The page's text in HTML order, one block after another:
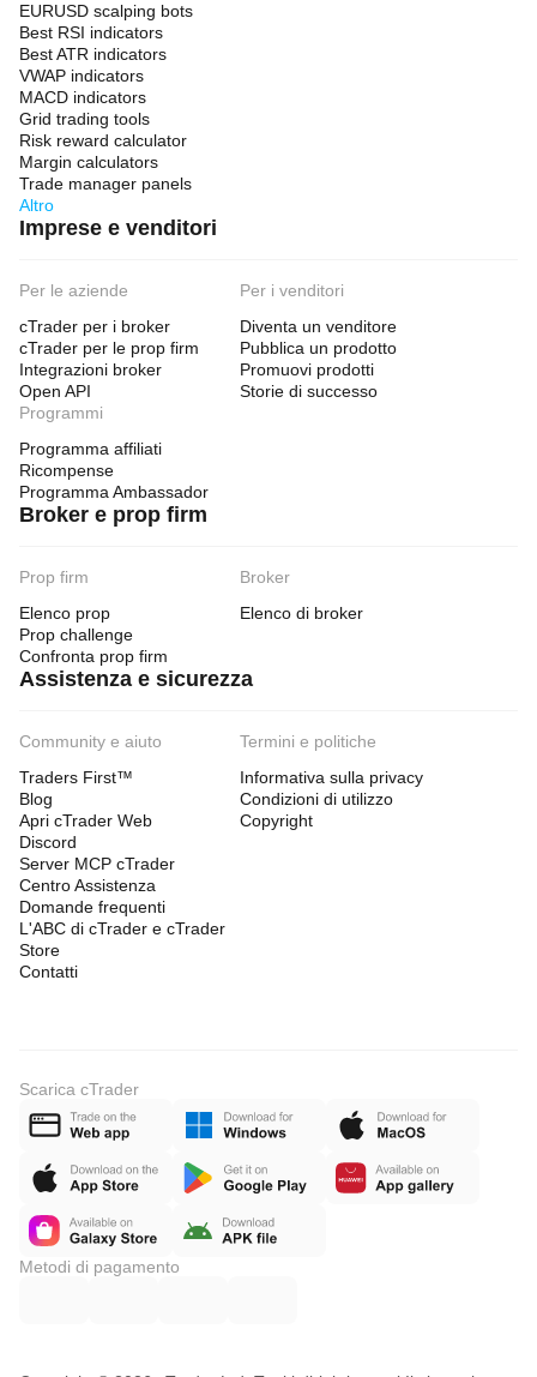
EURUSD scalping bots
Best RSI indicators
Best ATR indicators
VWAP indicators
MACD indicators
Grid trading tools
Risk reward calculator
Margin calculators
Trade manager panels
Altro
Imprese e venditori
Per le aziende
cTrader per i broker
cTrader per le prop firm
Integrazioni broker
Open API
Per i venditori
Diventa un venditore
Pubblica un prodotto
Promuovi prodotti
Storie di successo
Programmi
Programma affiliati
Ricompense
Programma Ambassador
Broker e prop firm
Prop firm
Elenco prop
Prop challenge
Confronta prop firm
Broker
Elenco di broker
Assistenza e sicurezza
Community e aiuto
Traders First™
Blog
Apri cTrader Web
Discord
Server MCP cTrader
Centro Assistenza
Domande frequenti
L'ABC di cTrader e cTrader
Store
Contatti
Termini e politiche
Informativa sulla privacy
Condizioni di utilizzo
Copyright
Scarica cTrader
Metodi di pagamento